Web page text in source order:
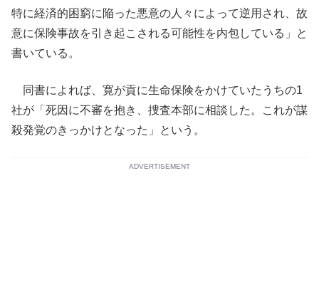
特に経済的困窮に陥った悪意の人々によって逆用され、故
意に保険事故を引き起こされる可能性を内包している」と
書いている。
同書によれば、寛が貢に生命保険をかけていたうちの1
社が「死因に不審を抱き、捜査本部に相談した。これが謀
殺発覚のきっかけとなった」という。
ADVERTISEMENT